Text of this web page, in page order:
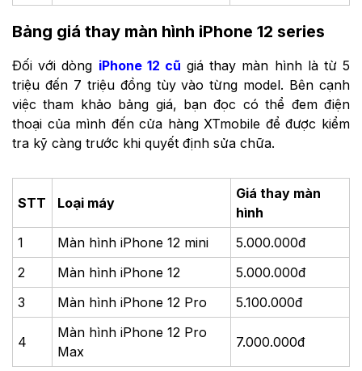
Bảng giá thay màn hình iPhone 12 series
Đối với dòng iPhone 12 cũ giá thay màn hình là từ 5
triệu đến 7 triệu đồng tùy vào từng model. Bên cạnh
việc tham khảo bảng giá, bạn đọc có thể đem điện
thoại của mình đến cửa hàng XTmobile để được kiểm
tra kỹ càng trước khi quyết định sửa chữa.
STT Loại máy
Giá thay màn
hình
1
Màn hìnhiPhone 12 mini
5.000.000đ
2
Màn hìnhiPhone 12
5.000.000đ
3
Màn hìnhiPhone 12 Pro 5.100.000đ
4
Màn hìnhiPhone 12 Pro
Max
7.000.000đ